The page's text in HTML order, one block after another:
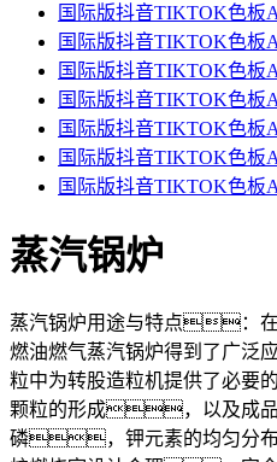
国际版抖音TIKTOK色板
国际版抖音TIKTOK色板
国际版抖音TIKTOK色板
国际版抖音TIKTOK色板
国际版抖音TIKTOK色板
国际版抖音TIKTOK色板
国际版抖音TIKTOK色板
蒸汽锅炉
蒸汽锅炉用途与特点：
燃油燃气蒸汽锅炉得到了广
粒中为转股造粒机提供了必
颗粒的形成，以及成
磷，钾元素的均匀分